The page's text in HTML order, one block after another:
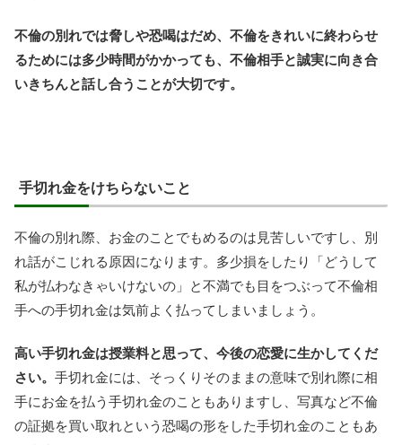
不倫の別れでは脅しや恐喝はだめ、不倫をきれいに終わらせ
るためには多少時間がかかっても、不倫相手と誠実に向き合
いきちんと話し合うことが大切です。
手切れ金をけちらないこと
不倫の別れ際、お金のことでもめるのは見苦しいですし、別
れ話がこじれる原因になります。多少損をしたり「どうして
私が払わなきゃいけないの」と不満でも目をつぶって不倫相
手への手切れ金は気前よく払ってしまいましょう。
高い手切れ金は授業料と思って、今後の恋愛に生かしてくだ
さい。 手切れ金には、そっくりそのままの意味で別れ際に相
手にお金を払う手切れ金のこともありますし、写真など不倫
の証拠を買い取れという恐喝の形をした手切れ金のこともあ